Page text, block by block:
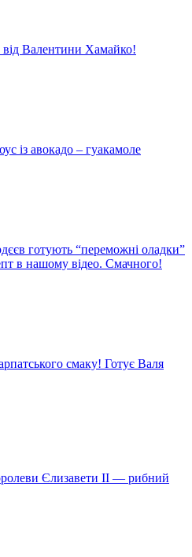
від Валентини Хамайко!
із авокадо – гуакамоле
готують “переможні оладки”
в нашому відео. Смачного!
смаку! Готує Валя
Єлизавети II — рибний